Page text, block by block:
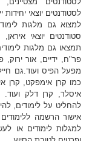
לסטודנטים יוצאי יחידות
למצוא גם מלגות
סטודנטים יוצאי
תמצאו גם מלגות
פר"ח, ידיים, אור
מפעל הפיס ועוד.גם
כמו קרן אימפקט, קרן
איסלר, קרן דלק
להחליט על לימודים,
אישור הרשמה
למגלות לימודים או